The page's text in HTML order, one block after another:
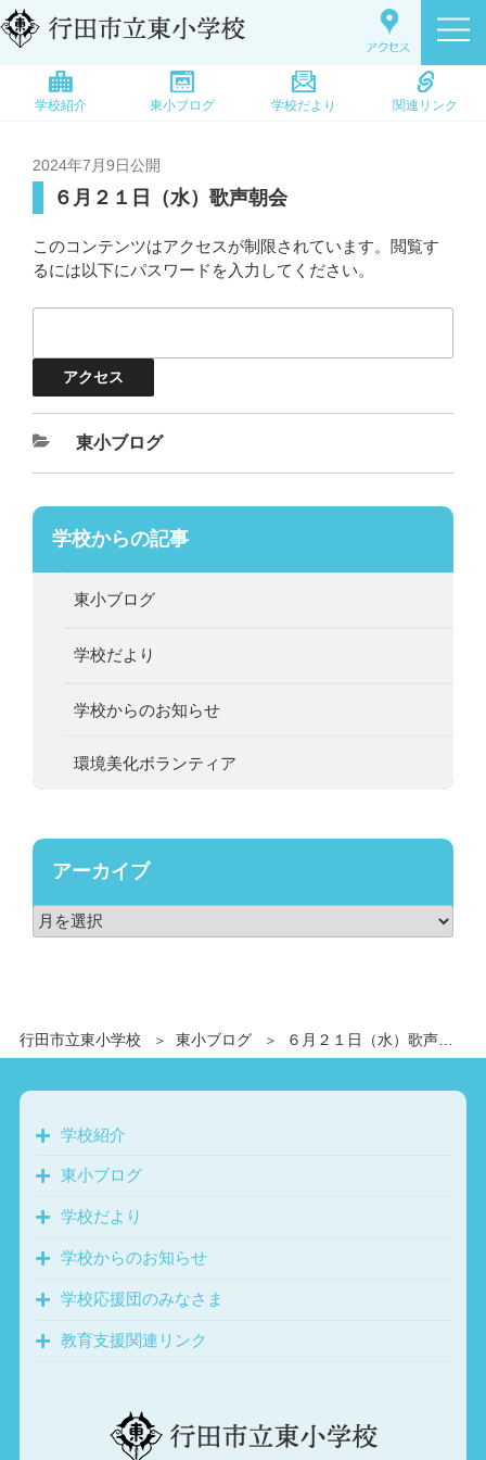
学校紹介 東小ブログ 学校だより 関連リンク
行田市立東小学校 東小ブログ ６月２１日（水）歌声朝会
2024年7月9日公開
６月２１日（水）歌声朝会
このコンテンツはアクセスが制限されています。閲覧す
るには以下にパスワードを入力してください。
東小ブログ
学校からの記事
東小ブログ
学校だより
学校からのお知らせ
環境美化ボランティア
アーカイブ
学校紹介
東小ブログ
学校だより
学校からのお知らせ
学校応援団のみなさま
教育支援関連リンク